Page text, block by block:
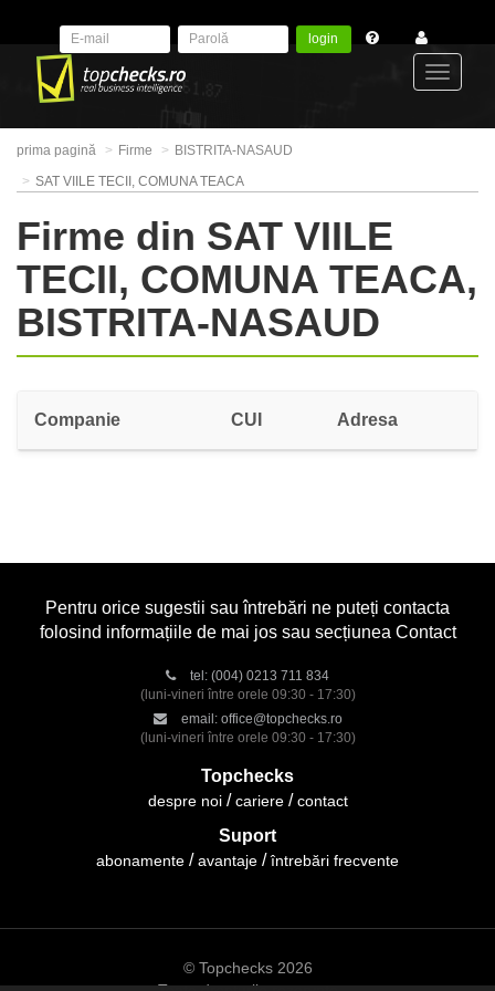
login
prima pagină Firme
BISTRITA-NASAUD
SAT VIILE TECII, COMUNA TEACA
Firme din SAT VIILE
TECII, COMUNA TEACA,
BISTRITA-NASAUD
Companie CUI Adresa
Pentru orice sugestii sau întrebări ne puteți contacta
folosind informațiile de mai jos sau secțiunea Contact
tel: (004) 0213 711 834
(luni-vineri între orele 09:30 - 17:30)
email: office@topchecks.ro
(luni-vineri între orele 09:30 - 17:30)
Topchecks
despre noi cariere contact
Suport
abonamente avantaje întrebări frecvente
© Topchecks 2026